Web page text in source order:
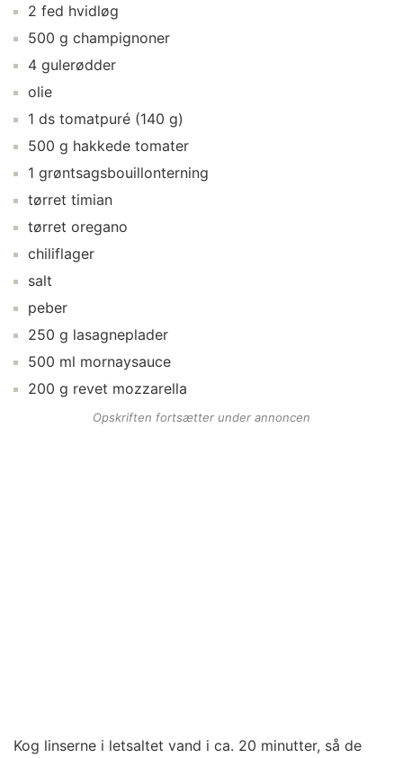
2 fed hvidløg
500 g champignoner
4 gulerødder
olie
1 ds tomatpuré (140 g)
500 g hakkede tomater
1 grøntsagsbouillonterning
tørret timian
tørret oregano
chiliflager
salt
peber
250 g lasagneplader
500 ml mornaysauce
200 g revet mozzarella
Opskriften fortsætter under annoncen
Kog linserne i letsaltet vand i ca. 20 minutter, så de